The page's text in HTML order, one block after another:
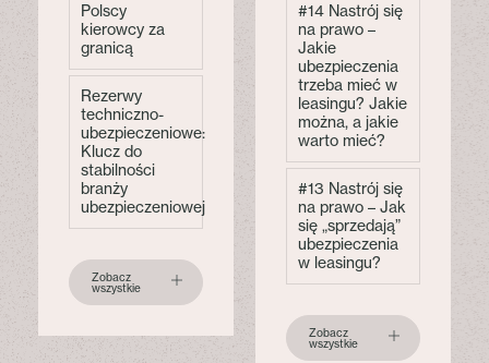
Polscy
kierowcy za
granicą
Rezerwy
techniczno-
ubezpieczeniowe:
Klucz do
stabilności
branży
ubezpieczeniowej
Zobacz
wszystkie
#14 Nastrój się
na prawo –
Jakie
ubezpieczenia
trzeba mieć w
leasingu? Jakie
można, a jakie
warto mieć?
#13 Nastrój się
na prawo – Jak
się „sprzedają”
ubezpieczenia
w leasingu?
Zobacz
wszystkie